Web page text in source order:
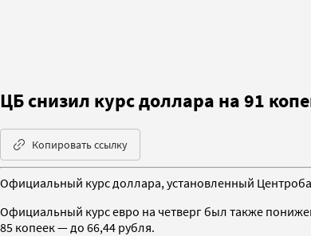
ЦБ снизил курс доллара на 91
Копировать ссылку
Официальный курс доллара, установленный
Официальный курс евро на четверг был также
85 копеек — до 66,44 рубля.